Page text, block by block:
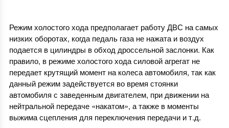
Режим холостого хода предполагает работу ДВС на самых
низких оборотах, когда педаль газа не нажата и воздух
подается в цилиндры в обход дроссельной заслонки. Как
правило, в режиме холостого хода силовой агрегат не
передает крутящий момент на колеса автомобиля, так как
данный режим задействуется во время стоянки
автомобиля с заведенным двигателем, при движении на
нейтральной передаче «накатом», а также в моменты
выжима сцепления для переключения передачи и т.д.